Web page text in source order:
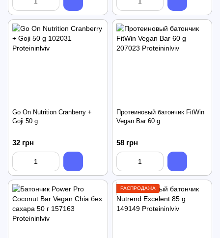
Go On Nutrition Cranberry +
Goji 50 g
32 грн
Протеиновый батончик FitWin
Vegan Bar 60 g
58 грн
РАСПРОДАЖА